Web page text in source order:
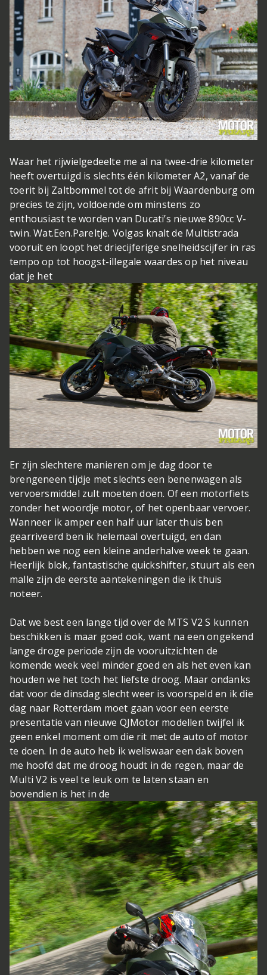
Waar het rijwielgedeelte me al na twee-drie kilometer
heeft overtuigd is slechts één kilometer A2, vanaf de
toerit bij Zaltbommel tot de afrit bij Waardenburg om
precies te zijn, voldoende om minstens zo
enthousiast te worden van Ducati’s nieuwe 890cc V-
twin. Wat.Een.Pareltje. Volgas knalt de Multistrada
vooruit en loopt het driecijferige snelheidscijfer in ras
tempo op tot hoogst-illegale waardes op het niveau
dat je het
Er zijn slechtere manieren om je dag door te
brengeneen tijdje met slechts een benenwagen als
vervoersmiddel zult moeten doen. Of een motorfiets
zonder het woordje motor, of het openbaar vervoer.
Wanneer ik amper een half uur later thuis ben
gearriveerd ben ik helemaal overtuigd, en dan
hebben we nog een kleine anderhalve week te gaan.
Heerlijk blok, fantastische quickshifter, stuurt als een
malle zijn de eerste aantekeningen die ik thuis
noteer.
Dat we best een lange tijd over de MTS V2 S kunnen
beschikken is maar goed ook, want na een ongekend
lange droge periode zijn de vooruitzichten de
komende week veel minder goed en als het even kan
houden we het toch het liefste droog. Maar ondanks
dat voor de dinsdag slecht weer is voorspeld en ik die
dag naar Rotterdam moet gaan voor een eerste
presentatie van nieuwe QJMotor modellen twijfel ik
geen enkel moment om die rit met de auto of motor
te doen. In de auto heb ik weliswaar een dak boven
me hoofd dat me droog houdt in de regen, maar de
Multi V2 is veel te leuk om te laten staan en
bovendien is het in de